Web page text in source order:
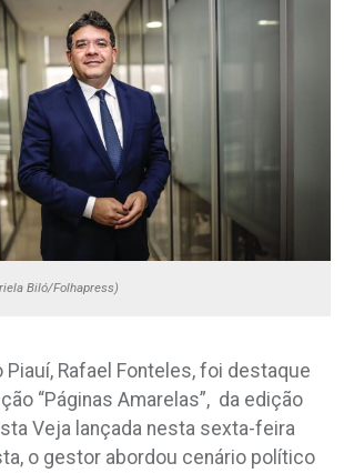
Biló/Folhapress)
Piauí, Rafael Fonteles, foi destaque
“Páginas Amarelas”, da edição
Veja lançada nesta sexta-feira
o gestor abordou cenário político